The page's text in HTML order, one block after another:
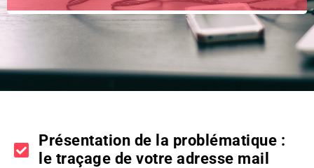
Présentation de la problématique :
le traçage de votre adresse mail